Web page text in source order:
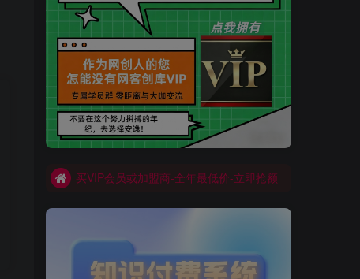
买VIP会员或加盟商-全年最低价-立即抢额
网创库-限时优惠 别错过!
买VIP会员或加盟商-全年最低价-立即抢额
网创库-限时优惠 别错过!